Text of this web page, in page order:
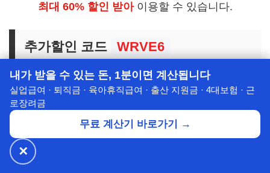
최대 60% 할인 받아이용할 수 있습니다.
추가할인 코드 WRVE6
겜스고 추가 할인 바로가기
🔗 ETF 투자: 핵심/위성 전략
내가 받을 수 있는 돈, 1분이면 계산됩니다
실업급여 · 퇴직금 · 육아휴직급여 · 출산 지원금 · 4대보험 · 근
로장려금
무료 계산기 바로가기 →
✕
🔥 넷플릭스·디즈니+
⭐ 7년의 신뢰